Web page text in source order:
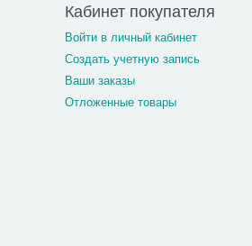
Кабинет покупателя
Войти в личный кабинет
Создать учетную запись
Ваши заказы
Отложенные товары